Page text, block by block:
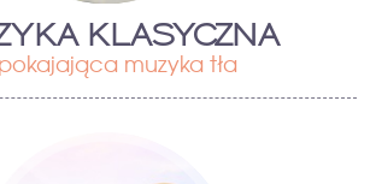
KLASYCZNA
muzyka tła